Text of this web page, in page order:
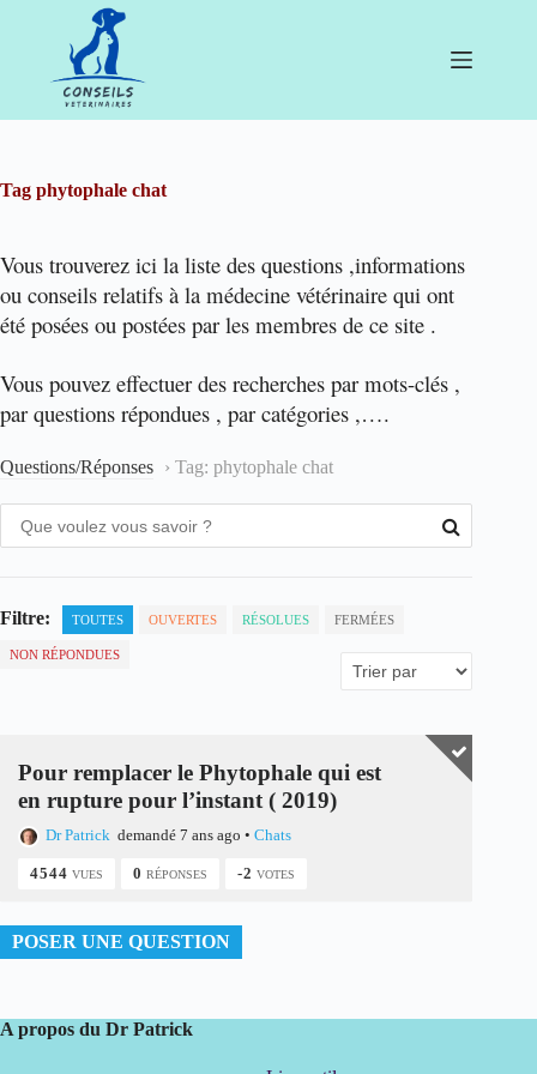
Tag phytophale chat
Vous trouverez ici la liste des questions ,informations
ou conseils relatifs à la médecine vétérinaire qui ont
été posées ou postées par les membres de ce site .
Vous pouvez effectuer des recherches par mots-clés ,
par questions répondues , par catégories ,….
Questions/Réponses › Tag: phytophale chat
Filtre: TOUTES OUVERTES RÉSOLUES FERMÉES
NON RÉPONDUES
Pour remplacer le Phytophale qui est
en rupture pour l’instant ( 2019)
Dr Patrick demandé 7 ans ago • Chats
4544 VUES 0 RÉPONSES -2 VOTES
POSER UNE QUESTION
A propos du Dr Patrick